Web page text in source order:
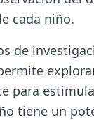
cada niño.
de
para
tiene un